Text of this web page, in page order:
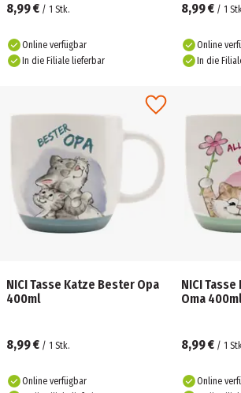
8,99 € / 1 Stk.
Online verfügbar
In die Filiale lieferbar
8,99 € / 1
Online
In die
NICI Tasse Katze Bester Opa
400ml
8,99 € / 1 Stk.
Online verfügbar
NICI
Oma
8,99 € / 1
Online